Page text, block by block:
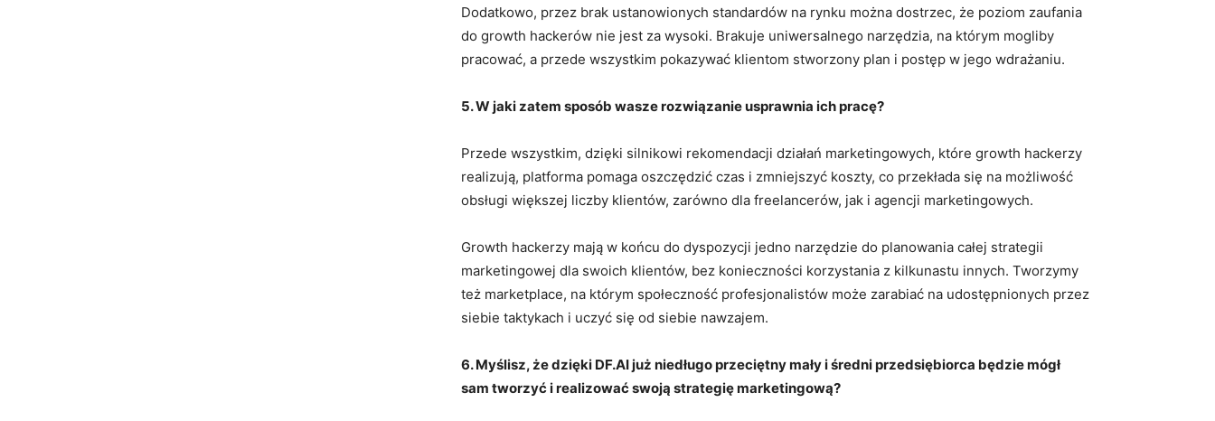
Dodatkowo, przez brak ustanowionych standardów na rynku można dostrzec, że poziom zaufania
do growth hackerów nie jest za wysoki. Brakuje uniwersalnego narzędzia, na którym mogliby
pracować, a przede wszystkim pokazywać klientom stworzony plan i postęp w jego wdrażaniu.
5. W jaki zatem sposób wasze rozwiązanie usprawnia ich pracę?
Przede wszystkim, dzięki silnikowi rekomendacji działań marketingowych, które growth hackerzy
realizują, platforma pomaga oszczędzić czas i zmniejszyć koszty, co przekłada się na możliwość
obsługi większej liczby klientów, zarówno dla freelancerów, jak i agencji marketingowych.
Growth hackerzy mają w końcu do dyspozycji jedno narzędzie do planowania całej strategii
marketingowej dla swoich klientów, bez konieczności korzystania z kilkunastu innych. Tworzymy
też marketplace, na którym społeczność profesjonalistów może zarabiać na udostępnionych przez
siebie taktykach i uczyć się od siebie nawzajem.
6. Myślisz, że dzięki DF.AI już niedługo przeciętny mały i średni przedsiębiorca będzie mógł
sam tworzyć i realizować swoją strategię marketingową?